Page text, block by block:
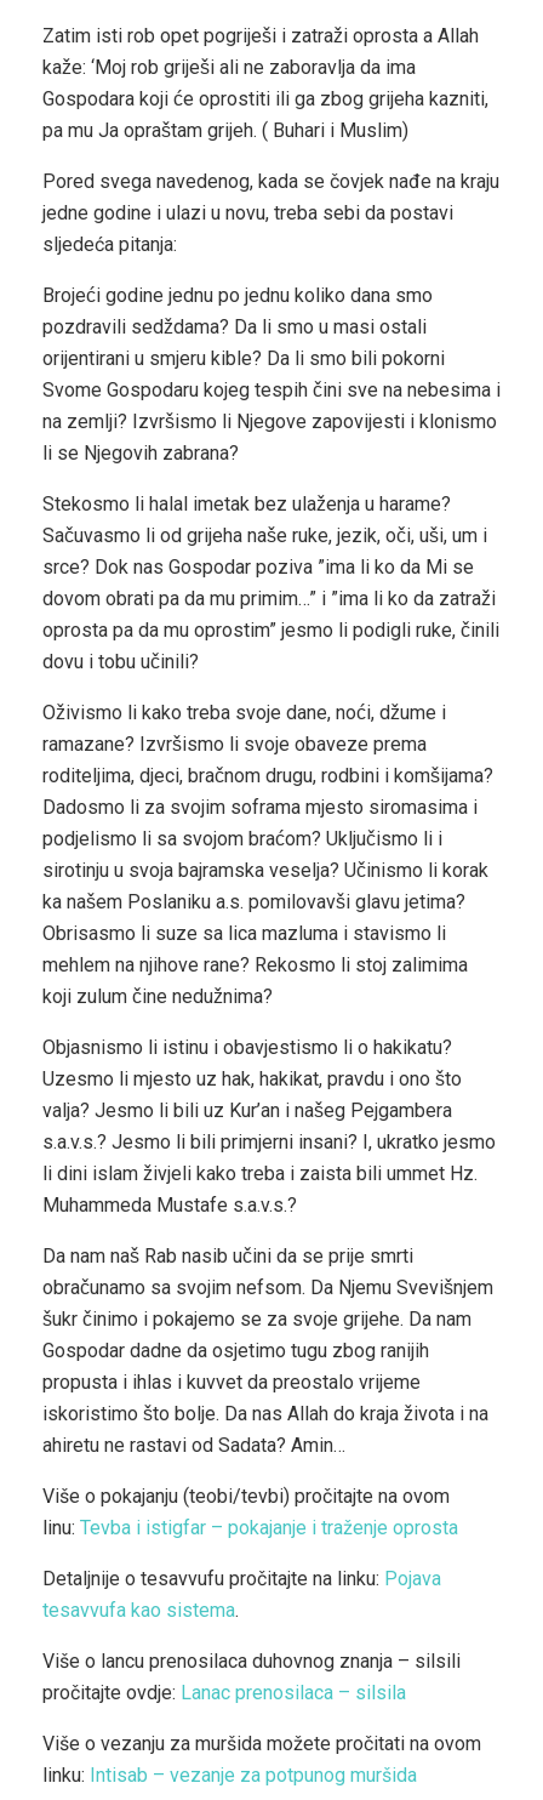
Zatim isti rob opet pogriješi i zatraži oprosta a Allah
kaže: ‘Moj rob griješi ali ne zaboravlja da ima
Gospodara koji će oprostiti ili ga zbog grijeha kazniti,
pa mu Ja opraštam grijeh. ( Buhari i Muslim)
Pored svega navedenog, kada se čovjek nađe na kraju
jedne godine i ulazi u novu, treba sebi da postavi
sljedeća pitanja:
Brojeći godine jednu po jednu koliko dana smo
pozdravili sedždama? Da li smo u masi ostali
orijentirani u smjeru kible? Da li smo bili pokorni
Svome Gospodaru kojeg tespih čini sve na nebesima i
na zemlji? Izvršismo li Njegove zapovijesti i klonismo
li se Njegovih zabrana?
Stekosmo li halal imetak bez ulaženja u harame?
Sačuvasmo li od grijeha naše ruke, jezik, oči, uši, um i
srce? Dok nas Gospodar poziva ”ima li ko da Mi se
dovom obrati pa da mu primim…” i ”ima li ko da zatraži
oprosta pa da mu oprostim” jesmo li podigli ruke, činili
dovu i tobu učinili?
Oživismo li kako treba svoje dane, noći, džume i
ramazane? Izvršismo li svoje obaveze prema
roditeljima, djeci, bračnom drugu, rodbini i komšijama?
Dadosmo li za svojim soframa mjesto siromasima i
podjelismo li sa svojom braćom? Uključismo li i
sirotinju u svoja bajramska veselja? Učinismo li korak
ka našem Poslaniku a.s. pomilovavši glavu jetima?
Obrisasmo li suze sa lica mazluma i stavismo li
mehlem na njihove rane? Rekosmo li stoj zalimima
koji zulum čine nedužnima?
Objasnismo li istinu i obavjestismo li o hakikatu?
Uzesmo li mjesto uz hak, hakikat, pravdu i ono što
valja? Jesmo li bili uz Kur’an i našeg Pejgambera
s.a.v.s.? Jesmo li bili primjerni insani? I, ukratko jesmo
li dini islam živjeli kako treba i zaista bili ummet Hz.
Muhammeda Mustafe s.a.v.s.?
Da nam naš Rab nasib učini da se prije smrti
obračunamo sa svojim nefsom. Da Njemu Svevišnjem
šukr činimo i pokajemo se za svoje grijehe. Da nam
Gospodar dadne da osjetimo tugu zbog ranijih
propusta i ihlas i kuvvet da preostalo vrijeme
iskoristimo što bolje. Da nas Allah do kraja života i na
ahiretu ne rastavi od Sadata? Amin…
Više o pokajanju (teobi/tevbi) pročitajte na ovom
linu: Tevba i istigfar – pokajanje i traženje oprosta
Detaljnije o tesavvufu pročitajte na linku: Pojava
tesavvufa kao sistema.
Više o lancu prenosilaca duhovnog znanja – silsili
pročitajte ovdje: Lanac prenosilaca – silsila
Više o vezanju za muršida možete pročitati na ovom
linku: Intisab – vezanje za potpunog muršida